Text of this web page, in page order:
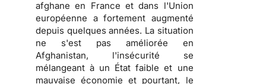
afghane en France et dans l'Union
européenne a fortement augmenté
depuis quelques années. La situation
ne s'est pas améliorée en
Afghanistan, l'insécurité se
mélangeant à un État faible et une
mauvaise économie et pourtant, le